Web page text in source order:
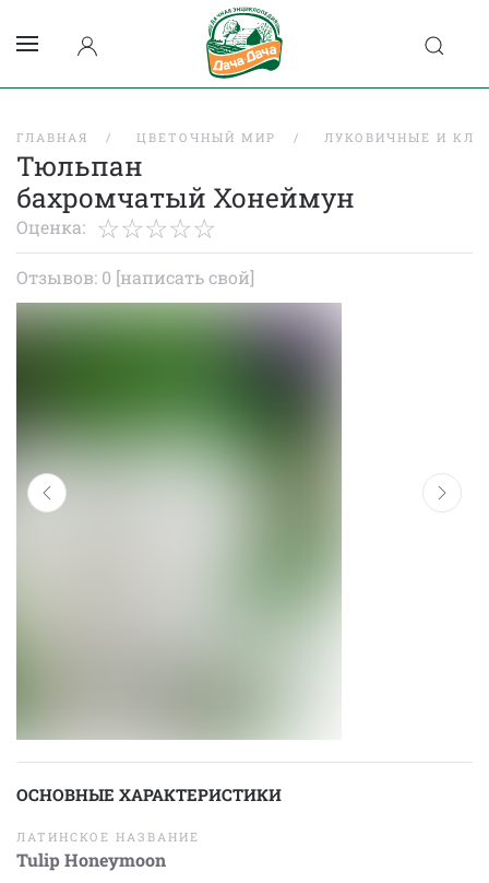
ГЛАВНАЯ ЦВЕТОЧНЫЙ МИР ЛУКОВИЧНЫЕ И
Тюльпан
бахромчатый Хонеймун
Оценка:
Отзывов: 0 [написать свой]
ОСНОВНЫЕ ХАРАКТЕРИСТИКИ
ЛАТИНСКОЕ НАЗВАНИЕ
Tulip Honeymoon